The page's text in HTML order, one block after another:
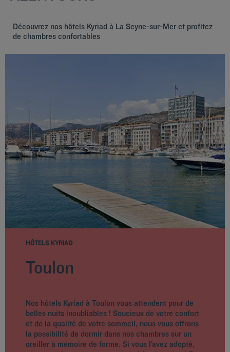
Découvrez nos hôtels Kyriad à La Seyne-sur-Mer et profitez
de chambres confortables
HÔTELS KYRIAD
Toulon
Nos hôtels Kyriad à Toulon vous attendent pour de
belles nuits inoubliables ! Soucieux de votre confort
et de la qualité de votre sommeil, nous vous offrons
la possibilité de dormir dans nos chambres sur un
oreiller à mémoire de forme. Si vous l’avez adopté,